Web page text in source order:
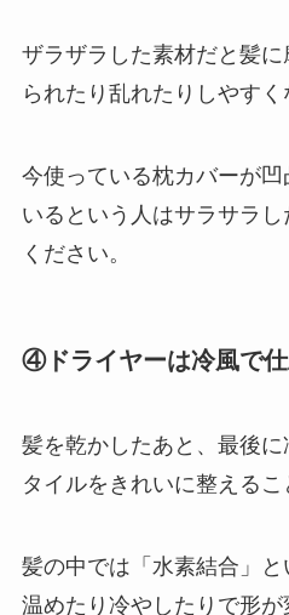
ザラザラした素材だと髪
られたり乱れたりしやすく
今使っている枕カバーが
いるという人はサラサラ
ください。
④ドライヤーは冷風で
髪を乾かしたあと、最後
タイルをきれいに整えるこ
髪の中では「水素結合」と
温めたり冷やしたりで形が